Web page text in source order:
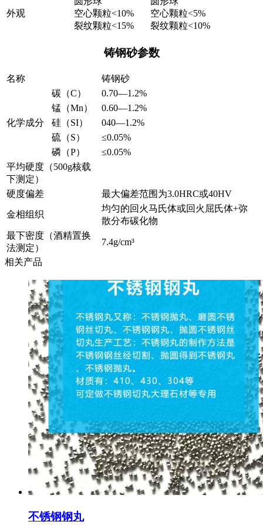
外观
空心颗粒<10%
裂纹颗粒<15%
空心颗粒<5%
裂纹颗粒<10%
铸钢砂参数
名称 铸钢砂
化学成分
碳（C）
0.70—1.2%
锰（Mn）
0.60—1.2%
硅（SI）
040—1.2%
硫（S）
≤0.05%
磷（P）
≤0.05%
平均硬度（500g核载
下测定）
硬度偏差
最大偏差范围为3.0HRC或40HV
金相组织
均匀的回火马氏体或回火屈氏体+弥
散分布碳化物
最下密度（酒精置换
法测定）
7.4g/cm³
相关产品
不锈钢钢丸